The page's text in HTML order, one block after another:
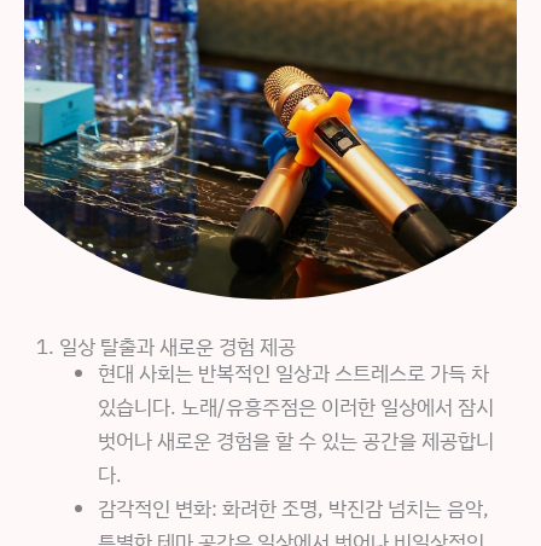
1. 일상 탈출과 새로운 경험 제공
현대 사회는 반복적인 일상과 스트레스로 가득 차
있습니다. 노래/유흥주점은 이러한 일상에서 잠시
벗어나 새로운 경험을 할 수 있는 공간을 제공합니
다.
감각적인 변화: 화려한 조명, 박진감 넘치는 음악,